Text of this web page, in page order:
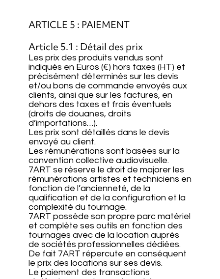
ARTICLE 5 : PAIEMENT
Article 5.1 : Détail des prix
Les prix des produits vendus sont
indiqués en Euros (€) hors taxes (HT) et
précisément déterminés sur les devis
et/ou bons de commande envoyés aux
clients, ainsi que sur les factures, en
dehors des taxes et frais éventuels
(droits de douanes, droits
d’importations…).
Les prix sont détaillés dans le devis
envoyé au client.
Les rémunérations sont basées sur la
convention collective audiovisuelle.
7ART se réserve le droit de majorer les
rémunérations artistes et techniciens en
fonction de l’ancienneté, de la
qualification et de la configuration et la
complexité du tournage.
7ART possède son propre parc matériel
et complète ses outils en fonction des
tournages avec de la location auprès
de sociétés professionnelles dédiées.
De fait 7ART répercute en conséquent
le prix des locations sur ses devis.
Le paiement des transactions